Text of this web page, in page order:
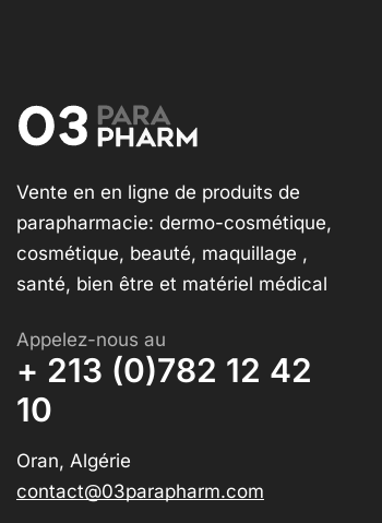
Vente en en ligne de produits de
parapharmacie: dermo-cosmétique,
cosmétique, beauté, maquillage ,
santé, bien être et matériel médical
Appelez-nous au
+ 213 (0)782 12 42
10
Oran, Algérie
contact@03parapharm.com